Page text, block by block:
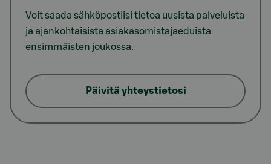
Voit saada sähköpostiisi tietoa uusista palveluista
ja ajankohtaisista asiakasomistajaeduista
ensimmäisten joukossa.
Päivitä yhteystietosi